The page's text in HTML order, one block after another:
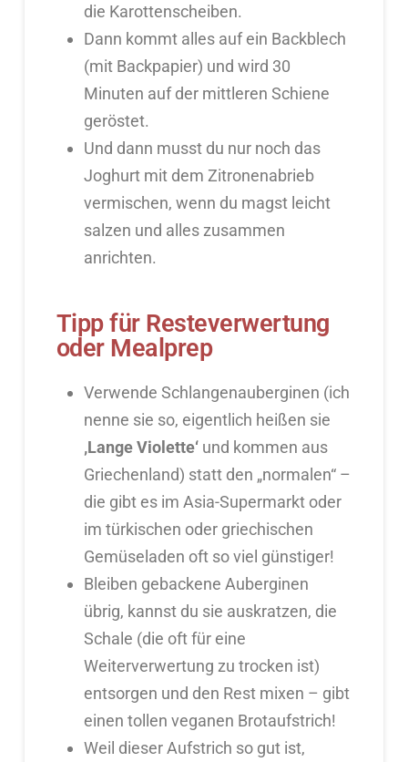
die Karottenscheiben.
Dann kommt alles auf ein Backblech
(mit Backpapier) und wird 30
Minuten auf der mittleren Schiene
geröstet.
Und dann musst du nur noch das
Joghurt mit dem Zitronenabrieb
vermischen, wenn du magst leicht
salzen und alles zusammen
anrichten.
Tipp für Resteverwertung
oder Mealprep
Verwende Schlangenauberginen (ich
nenne sie so, eigentlich heißen sie
‚Lange Violette‘und kommen aus
Griechenland) statt den „normalen“ –
die gibt es im Asia-Supermarkt oder
im türkischen oder griechischen
Gemüseladen oft so viel günstiger!
Bleiben gebackene Auberginen
übrig, kannst du sie auskratzen, die
Schale (die oft für eine
Weiterverwertung zu trocken ist)
entsorgen und den Rest mixen – gibt
einen tollen veganen Brotaufstrich!
Weil dieser Aufstrich so gut ist,